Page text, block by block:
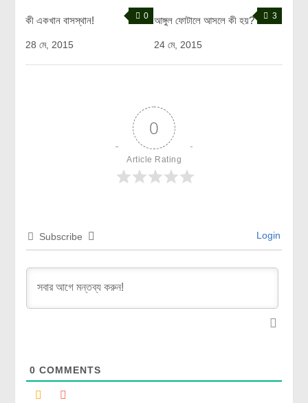
0
কী একখান বাসস্থান!
28 মে, 2015
3
আঙ্গুল ফোটালে আসলে কী হয়?
24 মে, 2015
0
Article Rating
Subscribe Login
0 COMMENTS